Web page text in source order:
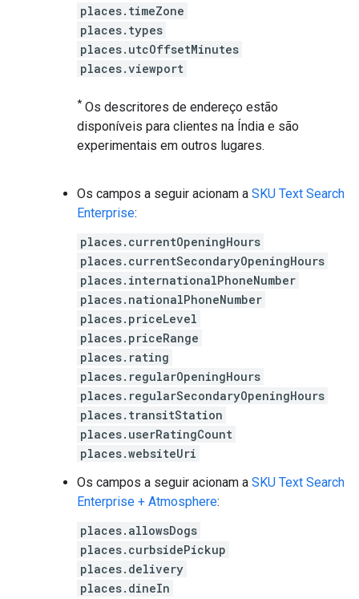
places.timeZone
places.types
places.utcOffsetMinutes
places.viewport
* Os descritores de endereço estão
disponíveis para clientes na Índia e são
experimentais em outros lugares.
Os campos a seguir acionam a SKU Text Search
Enterprise:
places.currentOpeningHours
places.currentSecondaryOpeningHours
places.internationalPhoneNumber
places.nationalPhoneNumber
places.priceLevel
places.priceRange
places.rating
places.regularOpeningHours
places.regularSecondaryOpeningHours
places.transitStation
places.userRatingCount
places.websiteUri
Os campos a seguir acionam a SKU Text Search
Enterprise + Atmosphere:
places.allowsDogs
places.curbsidePickup
places.delivery
places.dineIn